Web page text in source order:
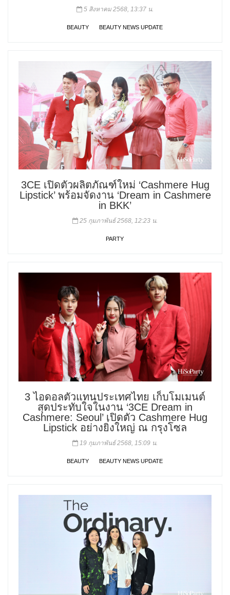
5 สิงหาคม 2568, 13:37 น.
BEAUTY BEAUTY NEWS UPDATE
3CE เปิดตัวผลิตภัณฑ์ใหม่ ‘Cashmere Hug
Lipstick’ พร้อมจัดงาน ‘Dream in Cashmere
in BKK’
25 กุมภาพันธ์ 2568, 12:23 น.
PARTY
3 ไอดอลตัวแทนประเทศไทย เก็บโมเมนต์
สุดประทับใจในงาน ‘3CE Dream in
Cashmere: Seoul’ เปิดตัว Cashmere Hug
Lipstick อย่างยิ่งใหญ่ ณ กรุงโซล
19 กุมภาพันธ์ 2568, 15:09 น.
BEAUTY BEAUTY NEWS UPDATE